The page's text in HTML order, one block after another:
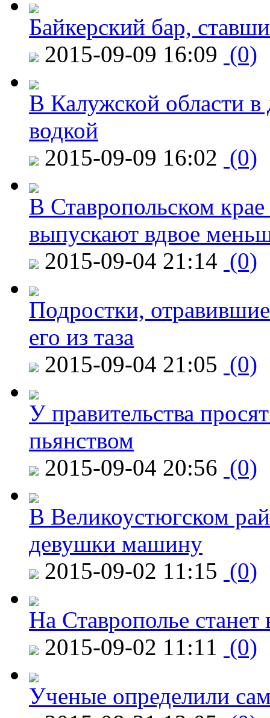
Байкерский бар,
2015-09-09 16:09 (0)
В Калужской области в
водкой
2015-09-09 16:02 (0)
В Ставропольском
выпускают вдвое
2015-09-04 21:14 (0)
Подростки,
его из таза
2015-09-04 21:05 (0)
У правительства
пьянством
2015-09-04 20:56 (0)
В Великоустюгском
девушки машину
2015-09-02 11:15 (0)
На Ставрополье
2015-09-02 11:11 (0)
Ученые определили